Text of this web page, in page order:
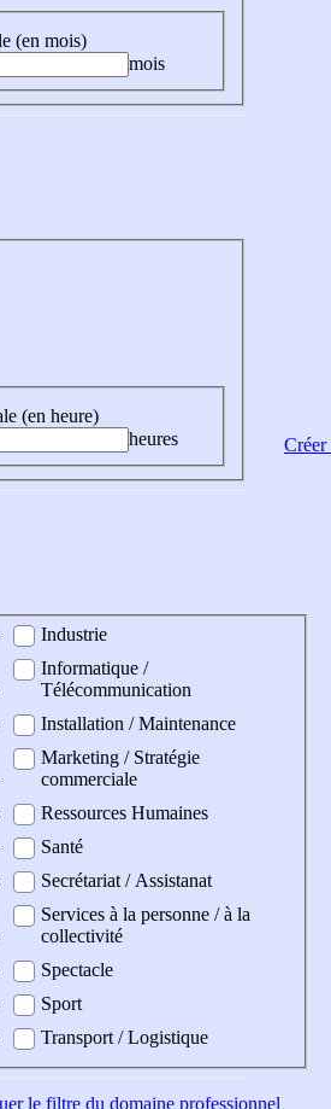
(en mois)
mois
(en heure)
heures
Industrie
Informatique /
Télécommunication
Installation / Maintenance
Marketing / Stratégie
commerciale
Ressources Humaines
Santé
Secrétariat / Assistanat
Services à la personne / à la
collectivité
Spectacle
Sport
Transport / Logistique
le filtre du domaine professionnel
Créer